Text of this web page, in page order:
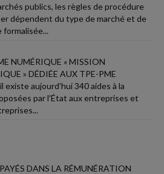
publics, les règles de procédure
dépendent du type de marché et de
formalisée...
NUMÉRIQUE « MISSION
» DÉDIÉE AUX TPE-PME
existe aujourd'hui 340 aides à la
par l'État aux entreprises et
DANS LA RÉMUNÉRATION